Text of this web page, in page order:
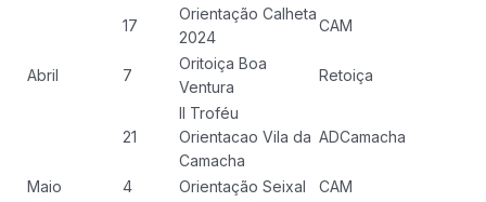
17
Orientação Calheta
2024
CAM
Abril 7
Oritoiça Boa
Ventura
Retoiça
21
II Troféu
Orientacao Vila da
Camacha
ADCamacha
Maio 4 Orientação Seixal CAM